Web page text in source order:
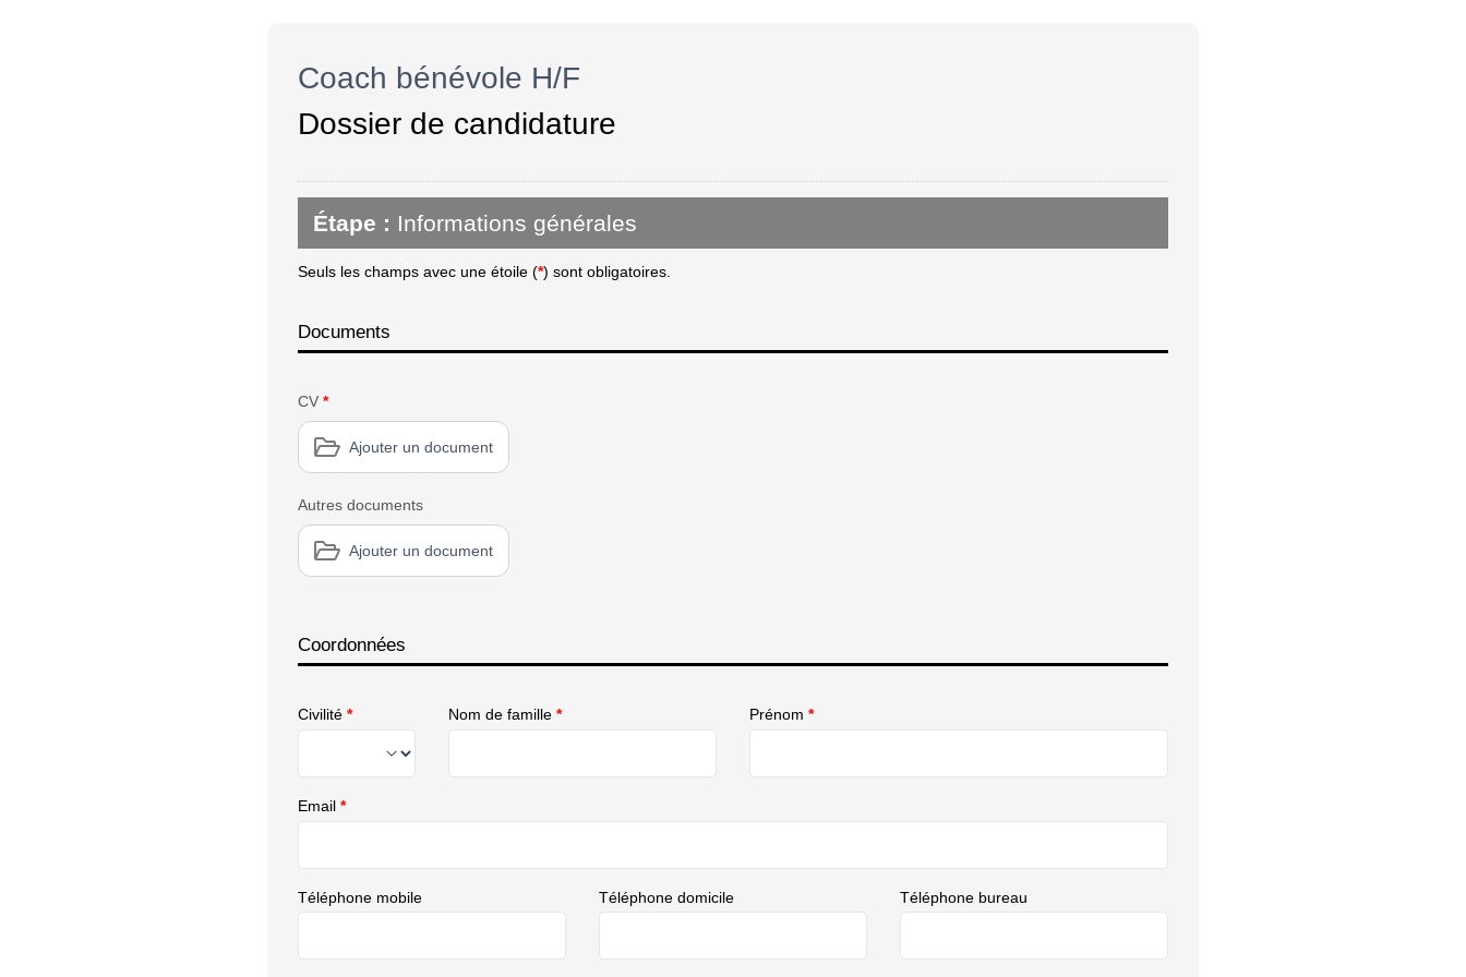
Coach bénévole H/F
Dossier de candidature
Étape : Informations générales
Seuls les champs avec une étoile (*) sont obligatoires.
Documents
CV *
Ajouter un document
Autres documents
Ajouter un document
Coordonnées
Civilité * Nom de famille * Prénom *
Email *
Téléphone mobile Téléphone domicile Téléphone bureau